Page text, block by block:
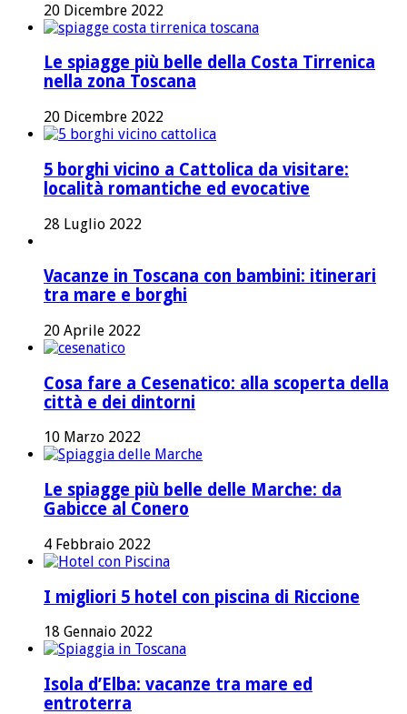
20 Dicembre 2022
Le spiagge più belle della Costa Tirrenica
nella zona Toscana
20 Dicembre 2022
5 borghi vicino a Cattolica da visitare:
località romantiche ed evocative
28 Luglio 2022
Vacanze in Toscana con bambini: itinerari
tra mare e borghi
20 Aprile 2022
Cosa fare a Cesenatico: alla scoperta della
città e dei dintorni
10 Marzo 2022
Le spiagge più belle delle Marche: da
Gabicce al Conero
4 Febbraio 2022
I migliori 5 hotel con piscina di Riccione
18 Gennaio 2022
Isola d’Elba: vacanze tra mare ed
entroterra